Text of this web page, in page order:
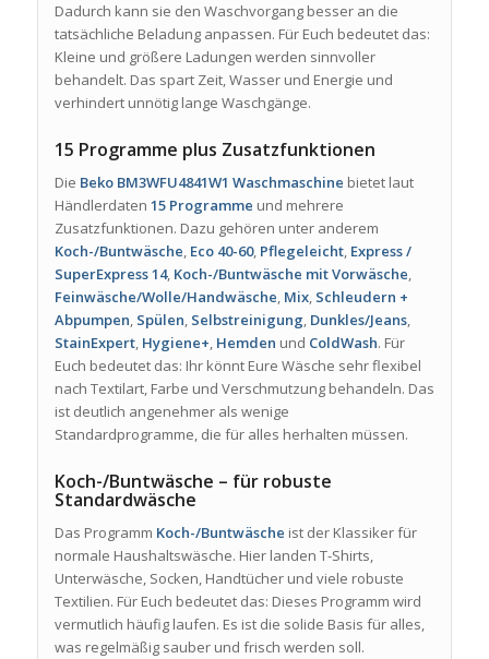
Dadurch kann sie den Waschvorgang besser an die
tatsächliche Beladung anpassen. Für Euch bedeutet das:
Kleine und größere Ladungen werden sinnvoller
behandelt. Das spart Zeit, Wasser und Energie und
verhindert unnötig lange Waschgänge.
15 Programme plus Zusatzfunktionen
Die Beko BM3WFU4841W1 Waschmaschine bietet laut
Händlerdaten 15 Programme und mehrere
Zusatzfunktionen. Dazu gehören unter anderem
Koch-/Buntwäsche, Eco 40-60, Pflegeleicht, Express /
SuperExpress 14, Koch-/Buntwäsche mit Vorwäsche,
Feinwäsche/Wolle/Handwäsche, Mix, Schleudern +
Abpumpen, Spülen, Selbstreinigung, Dunkles/Jeans,
StainExpert, Hygiene+, Hemden und ColdWash. Für
Euch bedeutet das: Ihr könnt Eure Wäsche sehr flexibel
nach Textilart, Farbe und Verschmutzung behandeln. Das
ist deutlich angenehmer als wenige
Standardprogramme, die für alles herhalten müssen.
Koch-/Buntwäsche – für robuste
Standardwäsche
Das Programm Koch-/Buntwäsche ist der Klassiker für
normale Haushaltswäsche. Hier landen T-Shirts,
Unterwäsche, Socken, Handtücher und viele robuste
Textilien. Für Euch bedeutet das: Dieses Programm wird
vermutlich häufig laufen. Es ist die solide Basis für alles,
was regelmäßig sauber und frisch werden soll.